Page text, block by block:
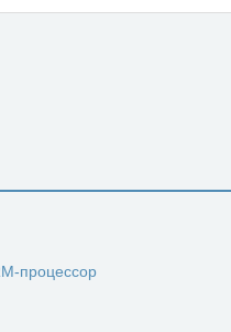
процессор